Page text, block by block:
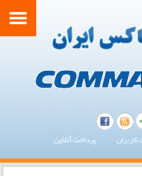
پرداخت آنلاین